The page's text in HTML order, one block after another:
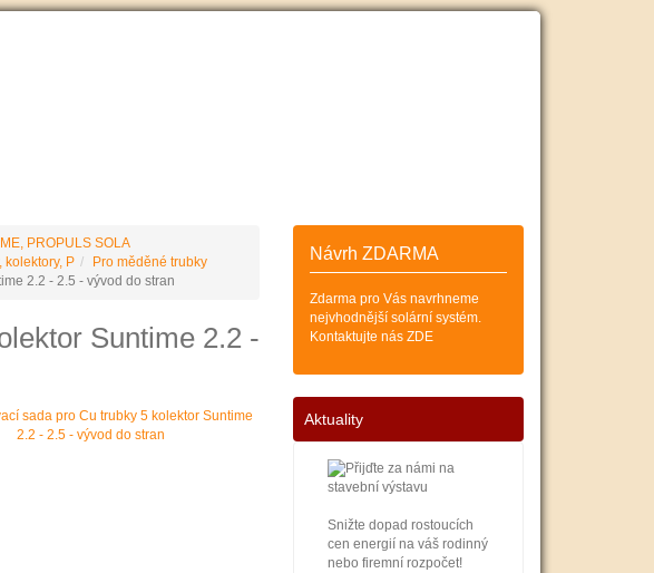
PROPULS SOLA
P
Pro měděné trubky
2.2 - 2.5 - vývod do stran
Suntime 2.2 -
Návrh ZDARMA
Zdarma pro Vás navrhneme
nejvhodnější solární systém.
Kontaktujte nás ZDE
Aktuality
Snižte dopad rostoucích
cen energií na váš rodinný
nebo firemní rozpočet!